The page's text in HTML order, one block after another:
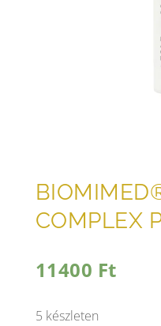
COMPLEX
11400 Ft
5 készleten